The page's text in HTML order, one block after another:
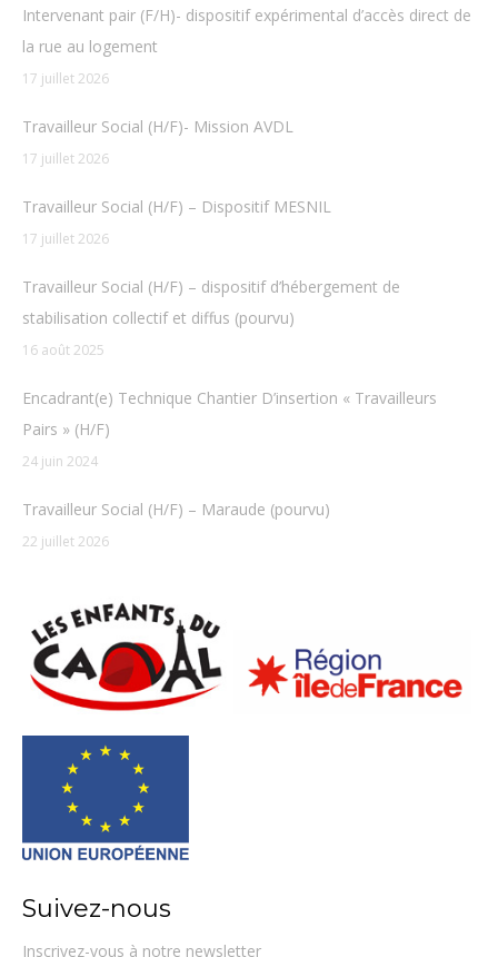
Intervenant pair (F/H)- dispositif expérimental d’accès direct de
la rue au logement
17 juillet 2026
Travailleur Social (H/F)- Mission AVDL
17 juillet 2026
Travailleur Social (H/F) – Dispositif MESNIL
17 juillet 2026
Travailleur Social (H/F) – dispositif d’hébergement de
stabilisation collectif et diffus (pourvu)
16 août 2025
Encadrant(e) Technique Chantier D’insertion « Travailleurs
Pairs » (H/F)
24 juin 2024
Travailleur Social (H/F) – Maraude (pourvu)
22 juillet 2026
Suivez-nous
Inscrivez-vous à notre newsletter